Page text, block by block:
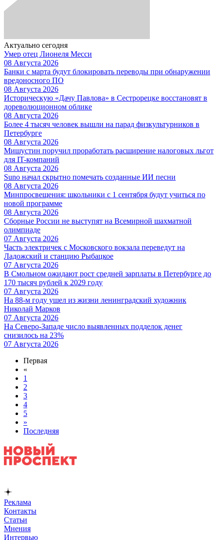
Актуально сегодня
Умер отец Лионеля Месси
08 Августа 2026
Банки с марта будут блокировать переводы при обнаружении
вредоносного ПО
08 Августа 2026
Историческую «Дачу Павлова» в Сестрорецке восстановят в
дореволюционном облике
08 Августа 2026
Более 4 тысяч человек вышли на парад физкультурников в
Петербурге
08 Августа 2026
Мишустин поручил проработать расширение налоговых льгот
для IT-компаний
08 Августа 2026
Suno начал скрытно помечать созданные ИИ песни
08 Августа 2026
Минпросвещения: школьники с 1 сентября будут учиться по
новой программе
08 Августа 2026
Сборные России не выступят на Всемирной шахматной
олимпиаде
07 Августа 2026
Часть электричек с Московского вокзала переведут на
Ладожский и станцию Рыбацкое
07 Августа 2026
В Смольном ожидают рост средней зарплаты в Петербурге до
170 тысяч рублей к 2029 году
07 Августа 2026
На 88-м году ушел из жизни ленинградский художник
Николай Марков
07 Августа 2026
На Северо-Западе число выявленных подделок денег
снизилось на 23%
07 Августа 2026
Первая
«
1
2
3
4
5
»
Последняя
Реклама
Контакты
Статьи
Мнения
Интервью